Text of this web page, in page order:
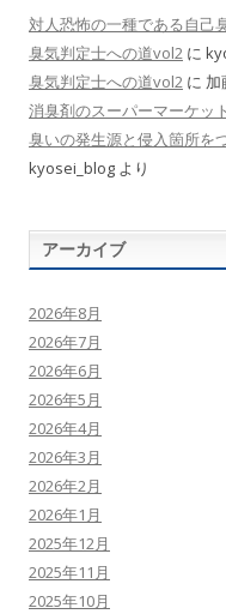
対人恐怖の一種である自己
臭気判定士への道vol2 に
臭気判定士への道vol2 に 加
消臭剤のスーパーマーケッ
臭いの発生源と侵入箇所を
kyosei_blog より
アーカイブ
2026年8月
2026年7月
2026年6月
2026年5月
2026年4月
2026年3月
2026年2月
2026年1月
2025年12月
2025年11月
2025年10月